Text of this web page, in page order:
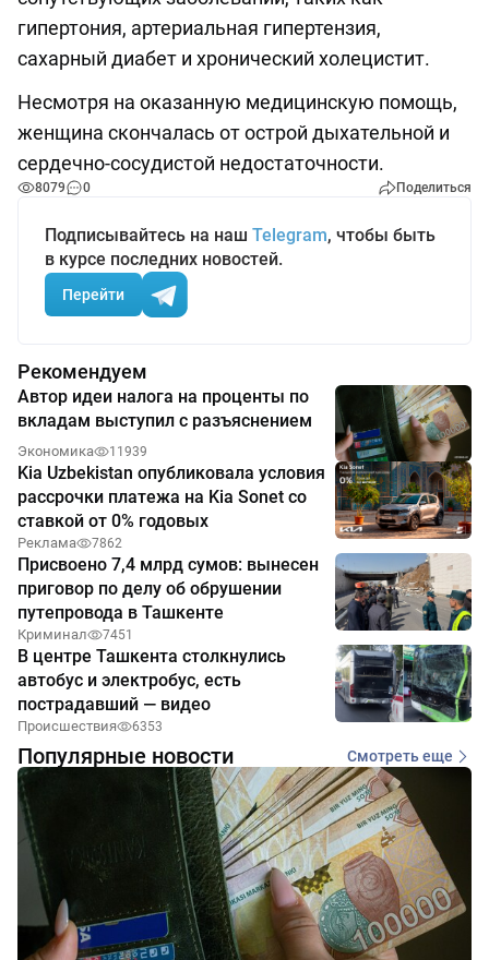
гипертония, артериальная гипертензия,
сахарный диабет и хронический холецистит.
Несмотря на оказанную медицинскую помощь,
женщина скончалась от острой дыхательной и
сердечно-сосудистой недостаточности.
8079 0 Поделиться
Подписывайтесь на наш Telegram, чтобы быть
в курсе последних новостей.
Перейти
Рекомендуем
Автор идеи налога на проценты по
вкладам выступил с разъяснением
Экономика 11939
Kia Uzbekistan опубликовала условия
рассрочки платежа на Kia Sonet со
ставкой от 0% годовых
Реклама 7862
Присвоено 7,4 млрд сумов: вынесен
приговор по делу об обрушении
путепровода в Ташкенте
Криминал 7451
В центре Ташкента столкнулись
автобус и электробус, есть
пострадавший — видео
Происшествия 6353
Популярные новости Смотреть еще